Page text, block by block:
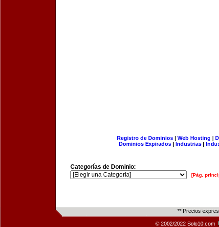
Registro de Dominios| Web Hosting |
Dominios Expirados | Industrias |
Categorías de Dominio:
[Pág.
** Precios
© 2002/2022 Solo10.com